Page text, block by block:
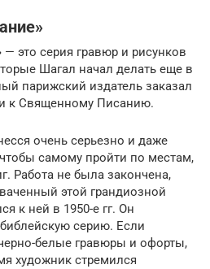
это серия гравюр и рисунков
Шагал начал делать еще в
парижский издатель заказал
к Священному Писанию.
очень серьезно и даже
самому пройти по местам,
Работа не была закончена,
этой грандиозной
к ней в 1950-е гг. Он
серию. Если
белые гравюры и офорты,
художник стремился